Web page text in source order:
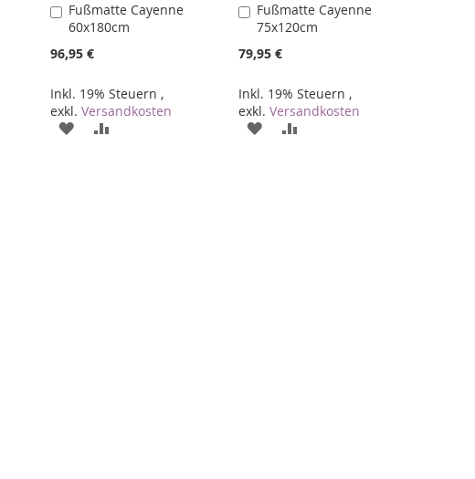
Fußmatte Cayenne
60x180cm
96,95 €
Inkl. 19% Steuern ,
exkl. Versandkosten
In
den
Warenkorb
ZUR
Fußmatte Cayenne
75x120cm
79,95 €
Inkl. 19% Steuern ,
exkl.Versandkosten
In
den
Warenkorb
ZUR